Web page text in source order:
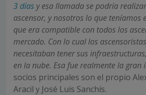
3 días y esa llamada se podría
ascensor, y nosotros lo que teníamos
que era compatible con todos los
mercado. Con lo cual los
necesitaban tener sus
en la nube. Esa fue realmente la gran
socios principales son el propio
Aracil y José Luis Sanchís.